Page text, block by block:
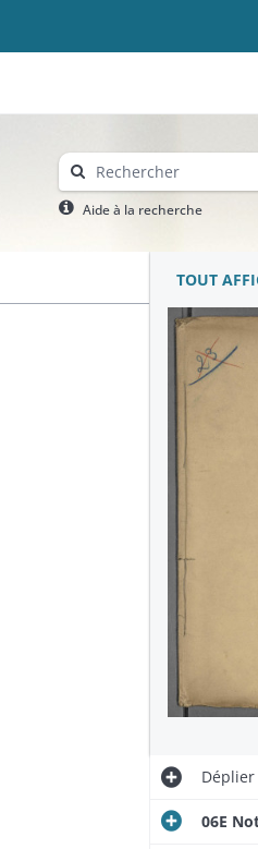
Aide à la recherche
TOUT
Déplier
06E